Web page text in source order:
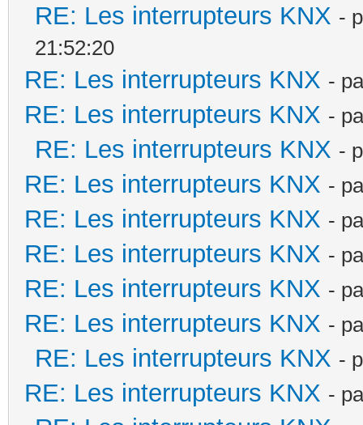
RE: Les interrupteurs KNX -
21:52:20
RE: Les interrupteurs KNX -
RE: Les interrupteurs KNX -
RE: Les interrupteurs KNX -
RE: Les interrupteurs KNX -
RE: Les interrupteurs KNX -
RE: Les interrupteurs KNX -
RE: Les interrupteurs KNX -
RE: Les interrupteurs KNX -
RE: Les interrupteurs KNX -
RE: Les interrupteurs KNX -